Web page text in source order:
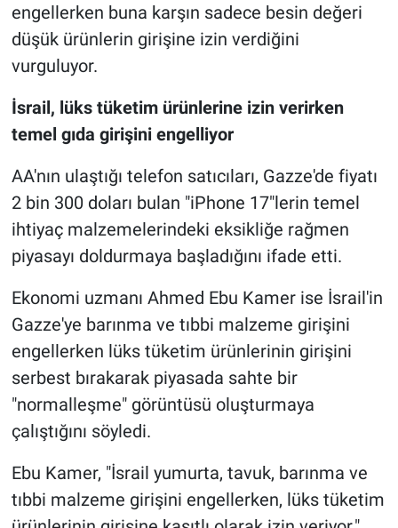
engellerken buna karşın sadece besin değeri
düşük ürünlerin girişine izin verdiğini
vurguluyor.
İsrail, lüks tüketim ürünlerine izin verirken
temel gıda girişini engelliyor
AA'nın ulaştığı telefon satıcıları, Gazze'de fiyatı
2 bin 300 doları bulan "iPhone 17"lerin temel
ihtiyaç malzemelerindeki eksikliğe rağmen
piyasayı doldurmaya başladığını ifade etti.
Ekonomi uzmanı Ahmed Ebu Kamer ise İsrail'in
Gazze'ye barınma ve tıbbi malzeme girişini
engellerken lüks tüketim ürünlerinin girişini
serbest bırakarak piyasada sahte bir
"normalleşme" görüntüsü oluşturmaya
çalıştığını söyledi.
Ebu Kamer, "İsrail yumurta, tavuk, barınma ve
tıbbi malzeme girişini engellerken, lüks tüketim